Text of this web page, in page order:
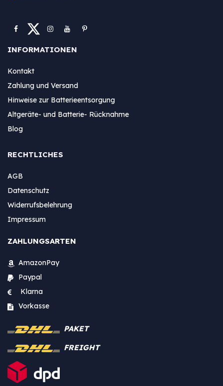
INFORMATIONEN
Kontakt
Zahlung und Versand
Hinweise zur Batterieentsorgung
Altgeräte- und Batterie- Rücknahme
Blog
RECHTLICHES
AGB
Datenschutz
Widerrufsbelehrung
Impressum
ZAHLUNGSARTEN
AmazonPay
Paypal
Klarna
Vorkasse
PAKET
FREIGHT